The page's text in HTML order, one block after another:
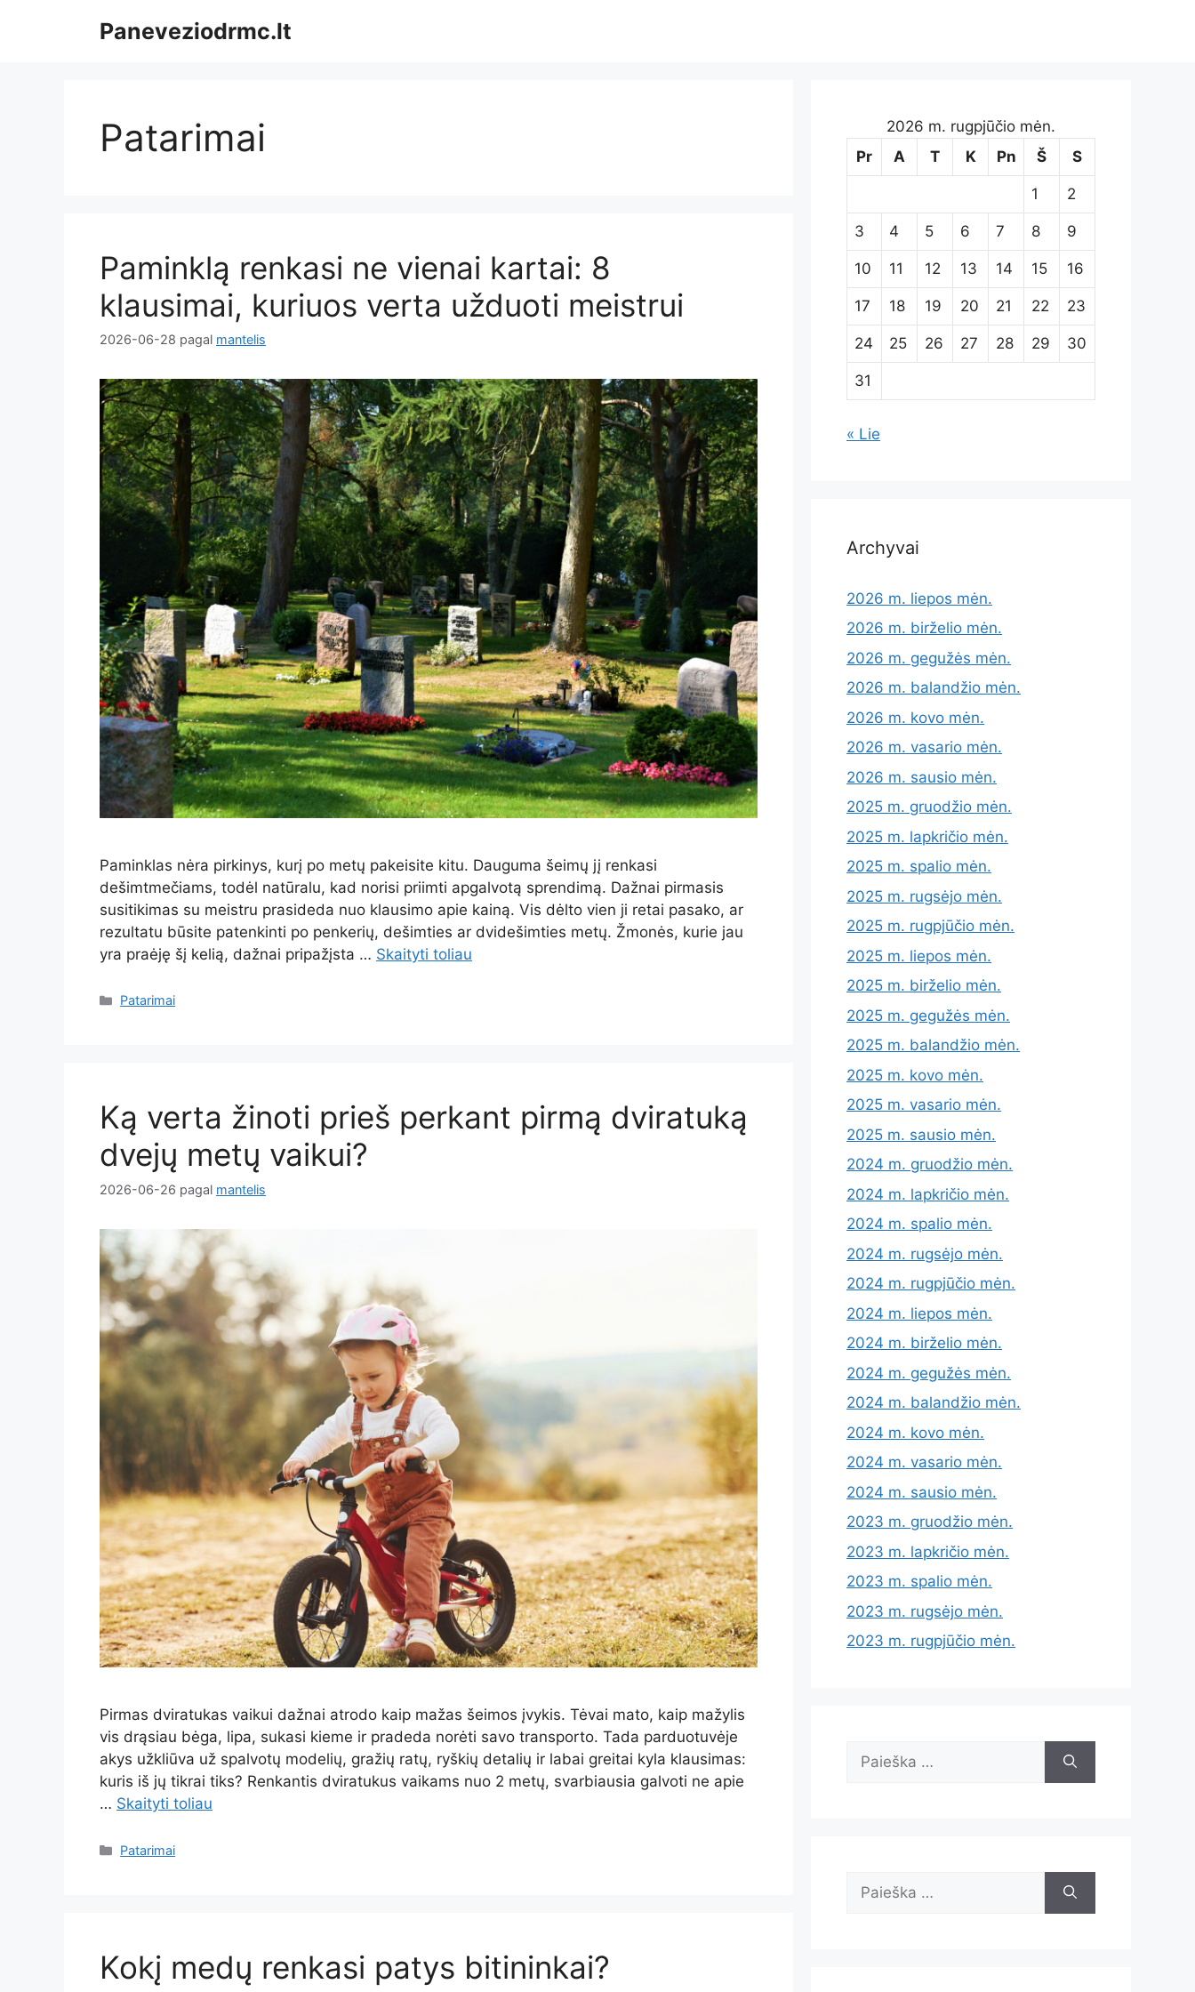
Paneveziodrmc.lt
Patarimai
Paminklą renkasi ne vienai kartai: 8
klausimai, kuriuos verta užduoti meistrui
2026-06-28 pagal mantelis
Paminklas nėra pirkinys, kurį po metų pakeisite kitu. Dauguma šeimų jį renkasi
dešimtmečiams, todėl natūralu, kad norisi priimti apgalvotą sprendimą. Dažnai pirmasis
susitikimas su meistru prasideda nuo klausimo apie kainą. Vis dėlto vien ji retai pasako, ar
rezultatu būsite patenkinti po penkerių, dešimties ar dvidešimties metų. Žmonės, kurie jau
yra praėję šį kelią, dažnai pripažįsta … Skaityti toliau
Kategorijos
Patarimai
Ką verta žinoti prieš perkant pirmą dviratuką
dvejų metų vaikui?
2026-06-26 pagal mantelis
Pirmas dviratukas vaikui dažnai atrodo kaip mažas šeimos įvykis. Tėvai mato, kaip mažylis
vis drąsiau bėga, lipa, sukasi kieme ir pradeda norėti savo transporto. Tada parduotuvėje
akys užkliūva už spalvotų modelių, gražių ratų, ryškių detalių ir labai greitai kyla klausimas:
kuris iš jų tikrai tiks? Renkantis dviratukus vaikams nuo 2 metų, svarbiausia galvoti ne apie
… Skaityti toliau
Kategorijos
Patarimai
Kokį medų renkasi patys bitininkai?
2026 m. rugpjūčio mėn.
Pr
A T K Pn Š S
1 2
3 4 5 6 7 8 9
10 11 12 13 14 15 16
17 18 19 20 21 22 23
24 25 26 27 28 29 30
31
« Lie
Archyvai
2026 m. liepos mėn.
2026 m. birželio mėn.
2026 m. gegužės mėn.
2026 m. balandžio mėn.
2026 m. kovo mėn.
2026 m. vasario mėn.
2026 m. sausio mėn.
2025 m. gruodžio mėn.
2025 m. lapkričio mėn.
2025 m. spalio mėn.
2025 m. rugsėjo mėn.
2025 m. rugpjūčio mėn.
2025 m. liepos mėn.
2025 m. birželio mėn.
2025 m. gegužės mėn.
2025 m. balandžio mėn.
2025 m. kovo mėn.
2025 m. vasario mėn.
2025 m. sausio mėn.
2024 m. gruodžio mėn.
2024 m. lapkričio mėn.
2024 m. spalio mėn.
2024 m. rugsėjo mėn.
2024 m. rugpjūčio mėn.
2024 m. liepos mėn.
2024 m. birželio mėn.
2024 m. gegužės mėn.
2024 m. balandžio mėn.
2024 m. kovo mėn.
2024 m. vasario mėn.
2024 m. sausio mėn.
2023 m. gruodžio mėn.
2023 m. lapkričio mėn.
2023 m. spalio mėn.
2023 m. rugsėjo mėn.
2023 m. rugpjūčio mėn.
Ieškoti:
Ieškoti: